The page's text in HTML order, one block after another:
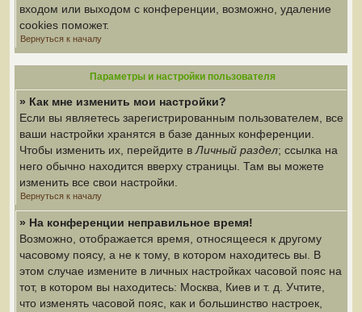
входом или выходом с конференции, возможно, удаление
cookies поможет.
Вернуться к началу
Параметры и настройки пользователя
» Как мне изменить мои настройки?
Если вы являетесь зарегистрированным пользователем, все
ваши настройки хранятся в базе данных конференции.
Чтобы изменить их, перейдите в Личный раздел; ссылка на
него обычно находится вверху страницы. Там вы можете
изменить все свои настройки.
Вернуться к началу
» На конференции неправильное время!
Возможно, отображается время, относящееся к другому
часовому поясу, а не к тому, в котором находитесь вы. В
этом случае измените в личных настройках часовой пояс на
тот, в котором вы находитесь: Москва, Киев и т. д. Учтите,
что изменять часовой пояс, как и большинство настроек,